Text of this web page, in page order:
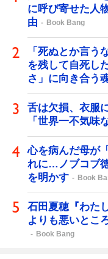
に呼び寄せた人
由
Book Bang
「死ぬとか言う
を残して自死し
さ」に向き合う
舌は欠損、衣服
「世界一不気味
心を病んだ母が
れに…ノブコブ
を明かす
Book
石田夏穂『わた
よりも悪いとこ
Book Bang